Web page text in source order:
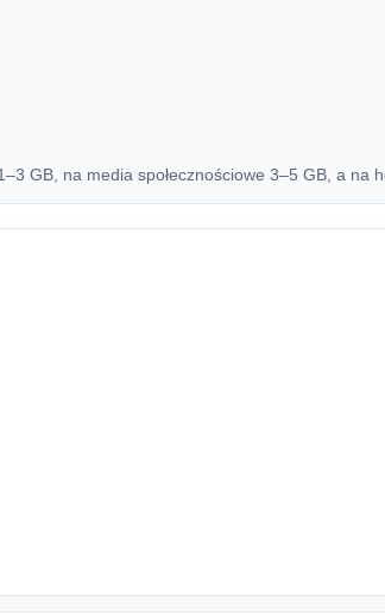
GB, na media społecznościowe 3–5 GB, a na